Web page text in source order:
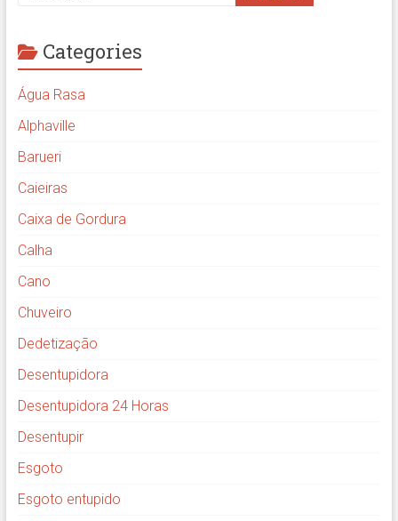
Categories
Água Rasa
Alphaville
Barueri
Caieiras
Caixa de Gordura
Calha
Cano
Chuveiro
Dedetização
Desentupidora
Desentupidora 24 Horas
Desentupir
Esgoto
Esgoto entupido